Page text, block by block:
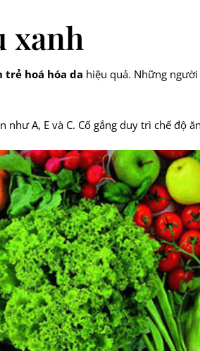
xanh
trẻ hoá hóa da hiệu quả. Những
như A, E và C. Cố gắng duy trì chế độ